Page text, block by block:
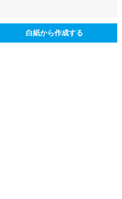
白紙から作成する